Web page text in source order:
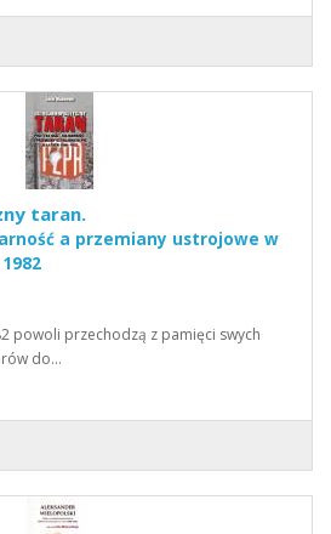
taran.
a przemiany ustrojowe w
powoli przechodzą z pamięci swych
do…